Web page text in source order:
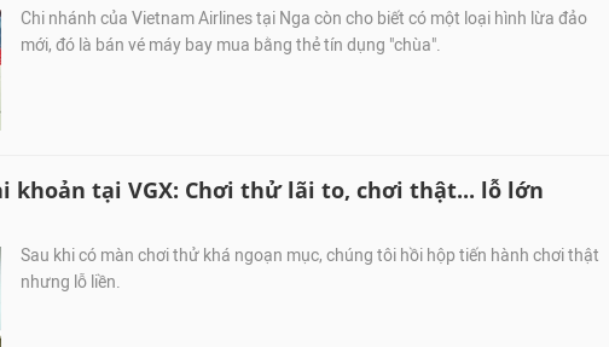
Chi nhánh của Vietnam Airlines tại Nga còn cho biết có một loại hình lừa đảo
mới, đó là bán vé máy bay mua bằng thẻ tín dụng "chùa".
khoản tại VGX: Chơi thử lãi to, chơi thật... lỗ lớn
Sau khi có màn chơi thử khá ngoạn mục, chúng tôi hồi hộp tiến hành chơi thật
nhưng lỗ liền.